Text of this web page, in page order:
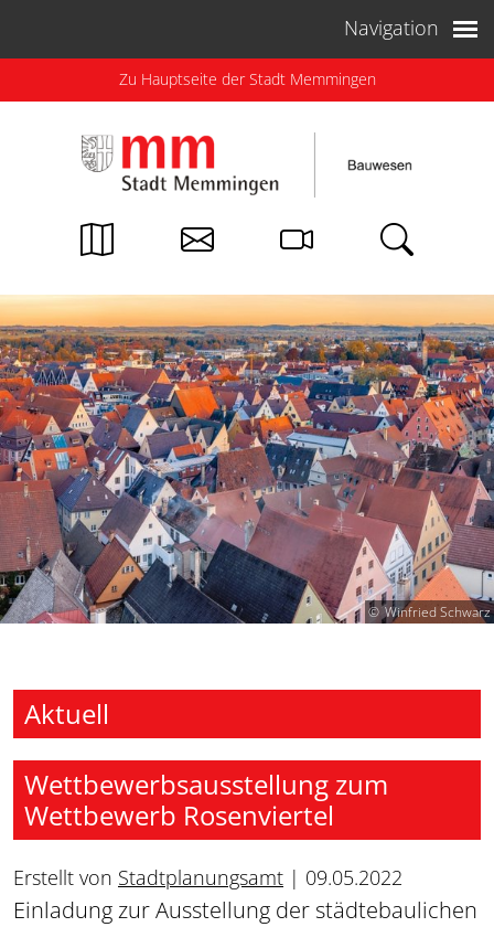
Navigation
Zu Hauptseite der Stadt Memmingen
Winfried Schwarz
Aktuell
Wettbewerbsausstellung zum
Wettbewerb Rosenviertel
Erstellt von Stadtplanungsamt | 09.05.2022
Einladung zur Ausstellung der städtebaulichen